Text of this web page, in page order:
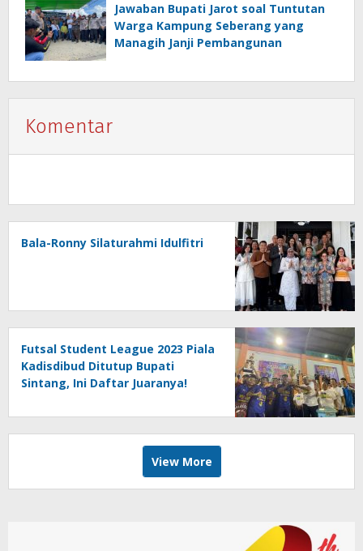
Jawaban Bupati Jarot soal Tuntutan
Warga Kampung Seberang yang
Managih Janji Pembangunan
Komentar
Bala-Ronny Silaturahmi Idulfitri
Futsal Student League 2023 Piala
Kadisdibud Ditutup Bupati
Sintang, Ini Daftar Juaranya!
View More